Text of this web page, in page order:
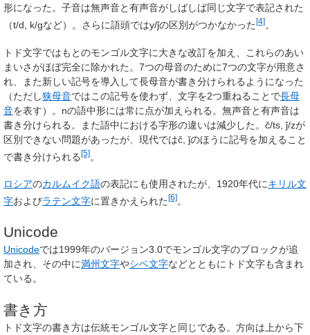
形になった。子音は無声音と有声音がしばしば同じ文字で表記された
（t/d, k/gなど）。さらに語頭ではy/ǰの区別がつかなかった [4] 。
トド文字ではもとのモンゴル文字に大きな改訂を加え、これらのあい
まいさがほぼ完全に除かれた。7つの母音のために7つの文字が用意さ
れ、また新しい記号を導入して長母音が書き分けられるようになった
（ただし狭母音ではこの記号を使わず、文字を2つ重ねることで長母
音を表す）。nの語中形には常に点が加えられる。無声音と有声音は
書き分けられる。また語中における字形の違いは減少した。 č/ts, ǰ/zが
区別できない問題があったが、現代ではč, ǰのほうに記号を加えること
で書き分けられる[5]。
ロシアのカルムイク語の表記にも使用されたが、1920年代にキリル文
字およびラテン文字に置きかえられた[6]。
Unicode
Unicodeでは1999年のバージョン3.0でモンゴル文字のブロックが追
加され、その中に満州文字やシベ文字などとともにトド文字も含まれ
ている。
書き方
トド文字の書き方は伝統モンゴル文字と同じである。方向は上から下